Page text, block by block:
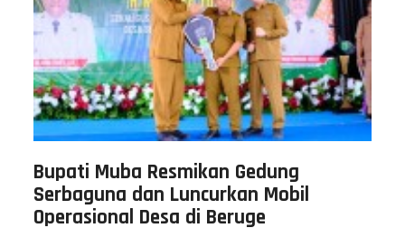
Bupati Muba Resmikan Gedung
Serbaguna dan Luncurkan Mobil
Operasional Desa di Beruge